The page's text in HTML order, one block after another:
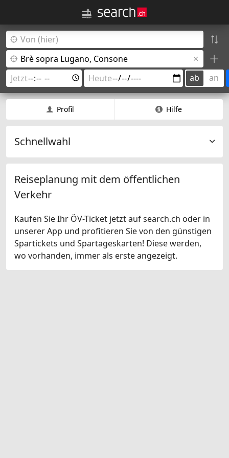
ab an
Profil Hilfe
Schnellwahl
Reiseplanung mit dem öffentlichen
Verkehr
Kaufen Sie Ihr ÖV-Ticket jetzt auf search.ch oder in
unserer App und profitieren Sie von den günstigen
Spartickets und Spartageskarten! Diese werden,
wo vorhanden, immer als erste angezeigt.